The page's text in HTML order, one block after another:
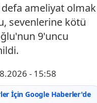
defa ameliyat olmak
sevenlerine kötü
9'uncu
- 15:58
İçin Google Haberler'de